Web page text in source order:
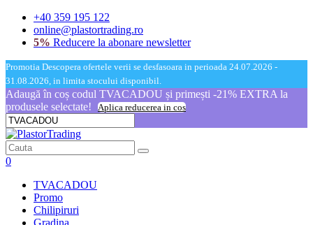
+40 359 195 122
online@plastortrading.ro
5% Reducere la abonare newsletter
Promotia Descopera ofertele verii se desfasoara in perioada 24.07.2026 -
31.08.2026, in limita stocului disponibil.
Adaugă în coș codul TVACADOU și primești -21% EXTRA la
produsele selectate!
Aplica reducerea in cos
0
TVACADOU
Promo
Chilipiruri
Gradina